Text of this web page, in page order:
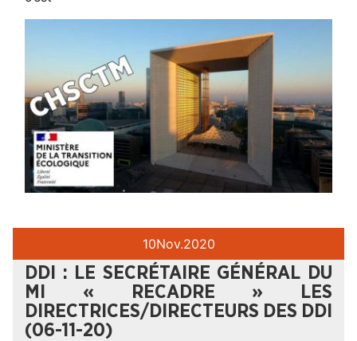
10Nov.2020
DDI : LE SECRÉTAIRE GÉNÉRAL DU
MI « RECADRE » LES
DIRECTRICES/DIRECTEURS DES DDI
(06-11-20)